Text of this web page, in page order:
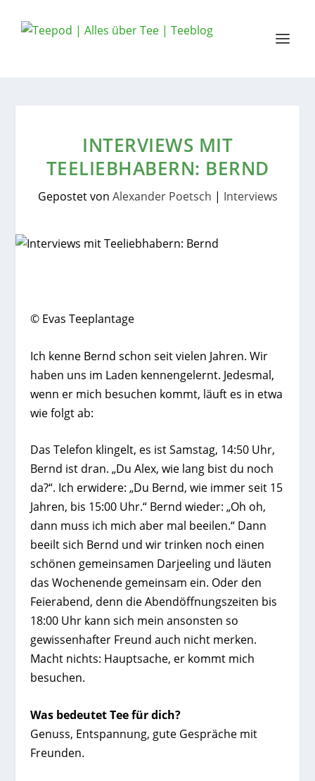
INTERVIEWS MIT
TEELIEBHABERN: BERND
Gepostet von Alexander Poetsch | Interviews
© Evas Teeplantage
Ich kenne Bernd schon seit vielen Jahren. Wir
haben uns im Laden kennengelernt. Jedesmal,
wenn er mich besuchen kommt, läuft es in etwa
wie folgt ab:
Das Telefon klingelt, es ist Samstag, 14:50 Uhr,
Bernd ist dran. „Du Alex, wie lang bist du noch
da?“. Ich erwidere: „Du Bernd, wie immer seit 15
Jahren, bis 15:00 Uhr.“ Bernd wieder: „Oh oh,
dann muss ich mich aber mal beeilen.“ Dann
beeilt sich Bernd und wir trinken noch einen
schönen gemeinsamen Darjeeling und läuten
das Wochenende gemeinsam ein. Oder den
Feierabend, denn die Abendöffnungszeiten bis
18:00 Uhr kann sich mein ansonsten so
gewissenhafter Freund auch nicht merken.
Macht nichts: Hauptsache, er kommt mich
besuchen.
Was bedeutet Tee für dich?
Genuss, Entspannung, gute Gespräche mit
Freunden.